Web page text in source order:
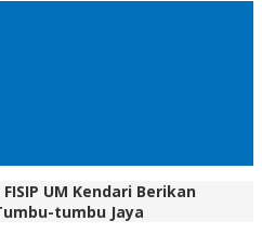
UM Kendari Berikan
tumbu Jaya